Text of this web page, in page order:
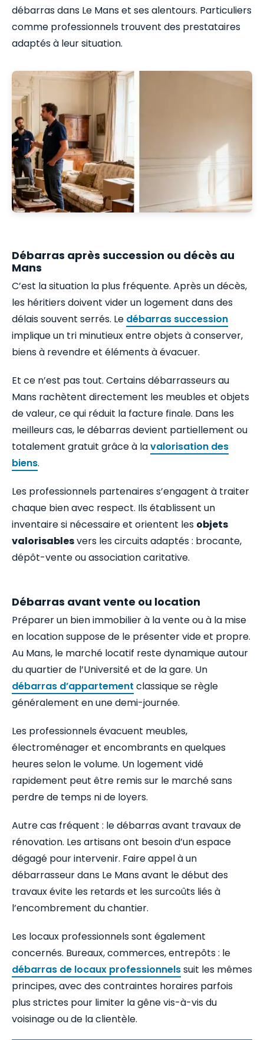
débarras dans Le Mans et ses alentours. Particuliers
comme professionnels trouvent des prestataires
adaptés à leur situation.
Débarras après succession ou décès au
Mans
C’est la situation la plus fréquente. Après un décès,
les héritiers doivent vider un logement dans des
délais souvent serrés. Le débarras succession
implique un tri minutieux entre objets à conserver,
biens à revendre et éléments à évacuer.
Et ce n’est pas tout. Certains débarrasseurs au
Mans rachètent directement les meubles et objets
de valeur, ce qui réduit la facture finale. Dans les
meilleurs cas, le débarras devient partiellement ou
totalement gratuit grâce à lavalorisation des
biens.
Les professionnels partenaires s’engagent à traiter
chaque bien avec respect. Ils établissent un
inventaire si nécessaire et orientent les objets
valorisablesvers les circuits adaptés : brocante,
dépôt-vente ou association caritative.
Débarras avant vente ou location
Préparer un bien immobilier à la vente ou à la mise
en location suppose de le présenter vide et propre.
Au Mans, le marché locatif reste dynamique autour
du quartier de l’Université et de la gare. Un
débarras d’appartement classique se règle
généralement en une demi-journée.
Les professionnels évacuent meubles,
électroménager et encombrants en quelques
heures selon le volume. Un logement vidé
rapidement peut être remis sur le marché sans
perdre de temps ni de loyers.
Autre cas fréquent : le débarras avant travaux de
rénovation. Les artisans ont besoin d’un espace
dégagé pour intervenir. Faire appel à un
débarrasseur dans Le Mans avant le début des
travaux évite les retards et les surcoûts liés à
l’encombrement du chantier.
Les locaux professionnels sont également
concernés. Bureaux, commerces, entrepôts : le
débarras de locaux professionnelssuit les mêmes
principes, avec des contraintes horaires parfois
plus strictes pour limiter la gêne vis-à-vis du
voisinage ou de la clientèle.